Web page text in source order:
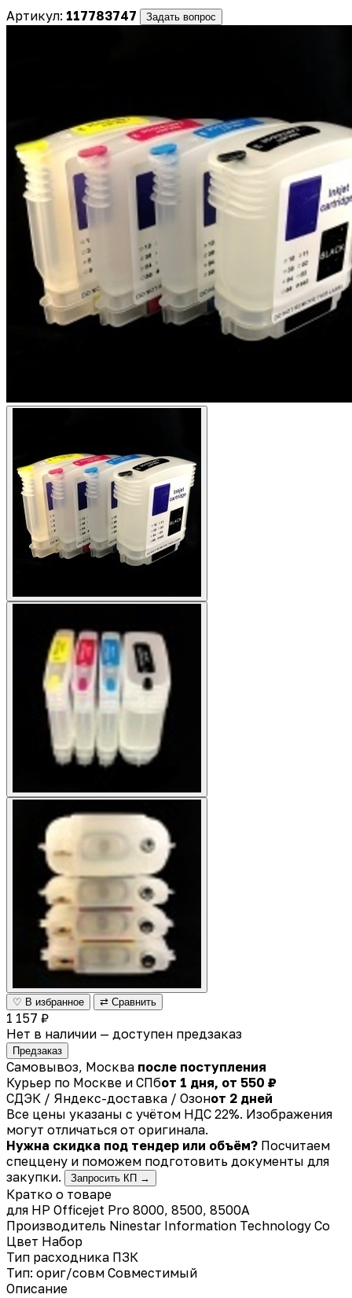
Артикул: 117783747 Задать вопрос
♡ В избранное ⇄ Сравнить
1 157 ₽
Нет в наличии — доступен предзаказ
Предзаказ
Самовывоз, Москва после поступления
Курьер по Москве и СПбот 1 дня, от 550 ₽
СДЭК / Яндекс-доставка / Озонот 2 дней
Все цены указаны с учётом НДС 22%. Изображения
могут отличаться от оригинала.
Нужна скидка под тендер или объём? Посчитаем
спеццену и поможем подготовить документы для
закупки.
Запросить КП →
Кратко о товаре
для HP Officejet Pro 8000, 8500, 8500A
Производитель Ninestar Information Technology Co
Цвет Набор
Тип расходника ПЗК
Тип: ориг/совм Совместимый
Описание